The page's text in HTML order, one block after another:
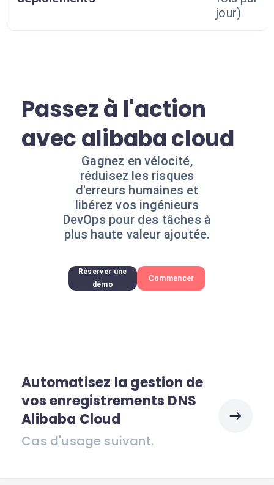
jour)
Passez à l'action
avec alibaba cloud
Gagnez en vélocité,
réduisez les risques
d'erreurs humaines et
libérez vos ingénieurs
DevOps pour des tâches à
plus haute valeur ajoutée.
Réserver une
démo
Commencer
Automatisez la gestion de
vos enregistrements DNS
Alibaba Cloud
Cas d'usage suivant.